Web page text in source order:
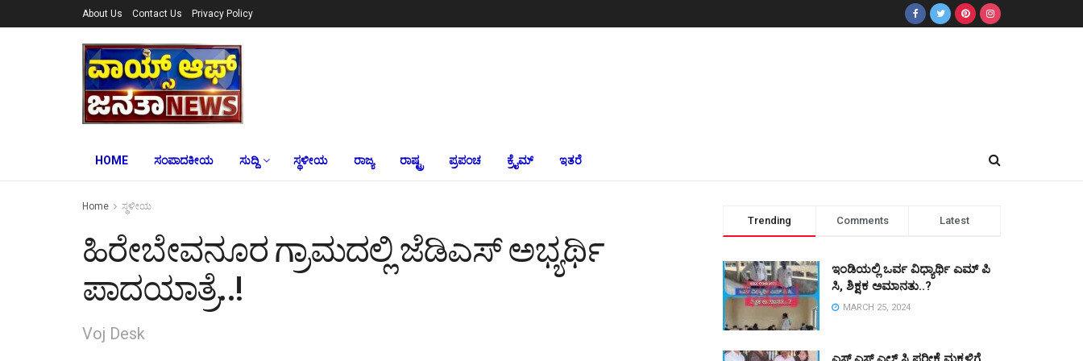
About Us Contact Us Privacy Policy
HOME ಸಂಪಾದಕೀಯ ಸುದ್ದಿ ಸ್ಥಳೀಯ ರಾಜ್ಯ ರಾಷ್ಟ್ರ ಪ್ರಪಂಚ ಕ್ರೈಮ್‌ ಇತರೆ
Home ಸ್ಥಳೀಯ
ಹಿರೇಬೇವನೂರ ಗ್ರಾಮದಲ್ಲಿ ಜೆಡಿಎಸ್ ಅಭ್ಯರ್ಥಿ
ಪಾದಯಾತ್ರೆ..!
Voj Desk
Trending Comments Latest
ಇಂಡಿಯಲ್ಲಿ ಒರ್ವ ವಿಧ್ಯಾರ್ಥಿ ಎಮ್ ಪಿ
ಸಿ, ಶಿಕ್ಷಕ ಅಮಾನತು..?
MARCH 25, 2024